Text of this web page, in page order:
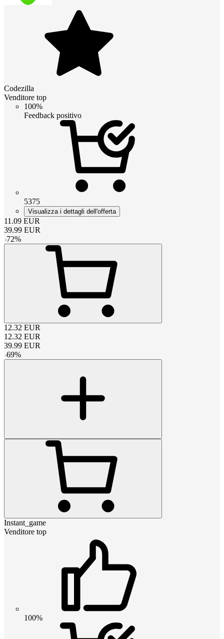
Codezilla
Venditore top
100%
Feedback positivo
5375
Visualizza i dettagli dell'offerta
11.09 EUR
39.99 EUR
-72%
12.32 EUR
12.32 EUR
39.99 EUR
-69%
Instant_game
Venditore top
100%